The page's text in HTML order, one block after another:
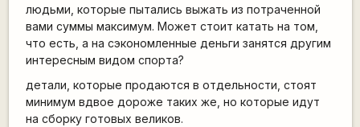
людьми, которые пытались выжать из потраченной
вами суммы максимум. Может стоит катать на том,
что есть, а на сэкономленные деньги занятся другим
интересным видом спорта?
детали, которые продаются в отдельности, стоят
минимум вдвое дороже таких же, но которые идут
на сборку готовых великов.